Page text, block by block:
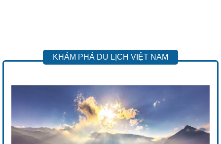
KHÁM PHÁ DU LỊCH VIỆT NAM